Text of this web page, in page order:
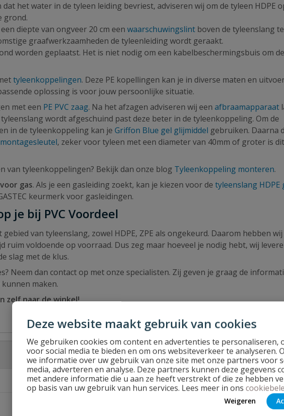
Deze website maakt gebruik van cookies
We gebruiken cookies om content en advertenties te personaliseren,
voor social media te bieden en om ons websiteverkeer te analyseren.
we informatie over uw gebruik van onze site met onze partners voor
media, adverteren en analyse. Deze partners kunnen deze gegevens
met andere informatie die u aan ze heeft verstrekt of die ze hebben
op basis van uw gebruik van hun services. Lees meer in ons
Weigeren
dat het water in de tyleen leiding bevriest, adviseren wij om de tyleen HDPE
grond.
diepte van ongveer 20 cm een waarschuwingslint boven de tyleenslang te
graafwerkzaamheden de tyleenleiding wordt geraakt.
worden geplaatst. Het is niet nodig om een kabelbeschermingsbuis om de
tyleenkoppelingen. Deze PE kopellingen kan je in diverse maten en
oplossing is voor jouw persoonlijke situatie.
met een PE PVC zaag. Na het afzagen adviseren wij een afbraamapparaat
wordt afgeschuind past deze beter in de tyleenkoppeling. Om de
in de tyleenkoppeling kan je Griffon Blue gel glijmiddel gebruiken. Daarna
montagesleutel, zeker voor tyleen met een diameter van 40mm of groter is
van tyleenkoppelingen? Bekijk dan onze blog Tyleenkoppeling monteren.
gas. Als je een gasleiding zoekt, kan je kiezen voor de tyleenslang HDPE
keurmerk voor gasleidingen.
je bij PVC Voordeel
gebied van tyleenslang, zowel HDPE, ZPE als ongekeurd. Daarom hebben wij
ruim voldoende op voorraad. Dus zeg maar hoeveel je nodig hebt, wij
slag met de klus.
Neem dan contact op met onze specialisten. Zij geven je graag de
maken.
zelf naar de winkel!
35,2 mm